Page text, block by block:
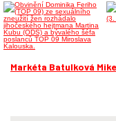
Markéta Batulková